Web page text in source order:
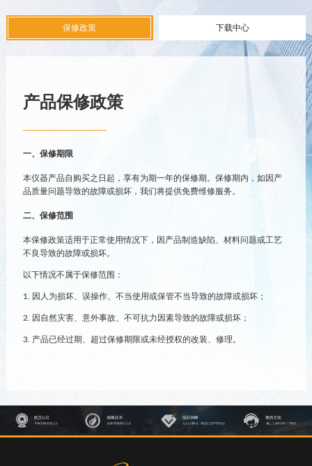
保修政策 下载中心
产品保修政策
一、保修期限
本仪器产品自购买之日起，享有为期一年的保修期。保修期内，如因产
品质量问题导致的故障或损坏，我们将提供免费维修服务。
二、保修范围
本保修政策适用于正常使用情况下，因产品制造缺陷、材料问题或工艺
不良导致的故障或损坏。
以下情况不属于保修范围：
1. 因人为损坏、误操作、不当使用或保管不当导致的故障或损坏；
2. 因自然灾害、意外事故、不可抗力因素导致的故障或损坏；
3. 产品已经过期、超过保修期限或未经授权的改装、修理。